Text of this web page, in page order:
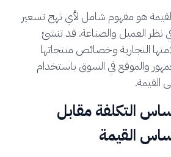
هو مفهوم شامل لأي نهج تسعير
نظر العميل والصناعة. قد تنشئ
التجارية وخصائص منتجاتها
والموقع في السوق باستخدام
التكلفة مقابل
القيمة